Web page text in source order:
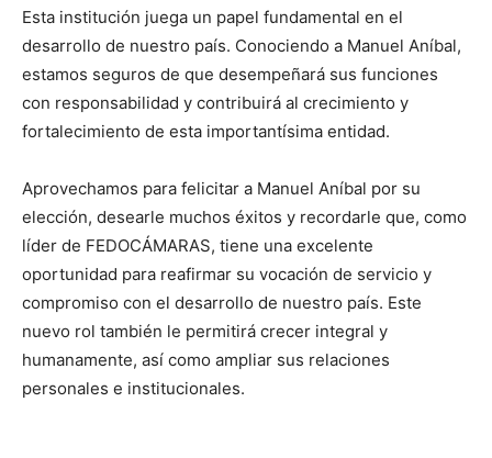
Esta institución juega un papel fundamental en el
desarrollo de nuestro país. Conociendo a Manuel Aníbal,
estamos seguros de que desempeñará sus funciones
con responsabilidad y contribuirá al crecimiento y
fortalecimiento de esta importantísima entidad.
Aprovechamos para felicitar a Manuel Aníbal por su
elección, desearle muchos éxitos y recordarle que, como
líder de FEDOCÁMARAS, tiene una excelente
oportunidad para reafirmar su vocación de servicio y
compromiso con el desarrollo de nuestro país. Este
nuevo rol también le permitirá crecer integral y
humanamente, así como ampliar sus relaciones
personales e institucionales.